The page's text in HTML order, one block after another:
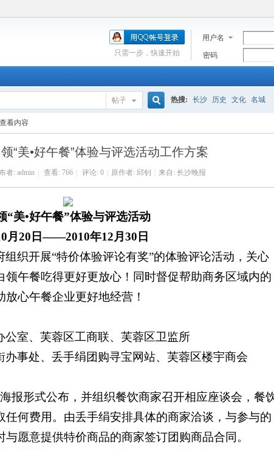
用户名
密码
只需一步，快速开始
帖子
索
热搜: 长沙 历史 文化 名城
查看内容
“美•好午餐”体验与评选活动工作方案
者: admin 查看: 766 评论: 0 原作者: 邱钊 来自: 长沙晚报
“美•好午餐”体验与评选活动
月20 日——2010年12月30 日
组织开展“特价体验评论有奖”的体验评论活动，关心
领午餐吃得更好更放心！同时督促帮助商务区域内的
心午餐企业更好地经营！
公室、芙蓉区工商联、芙蓉区卫监所
办事处、丢手绢团购寻宝网站、芙蓉区楼宇商会
报形式公布，并组织餐饮商家召开相应座谈会，餐
任何费用。由丢手绢安排具体的商家洽谈，与参与的
愿意提供特价商品的商家签订团购商品合同。